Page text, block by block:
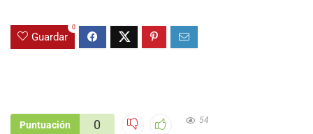
Guardar
0
Puntuación 0 54